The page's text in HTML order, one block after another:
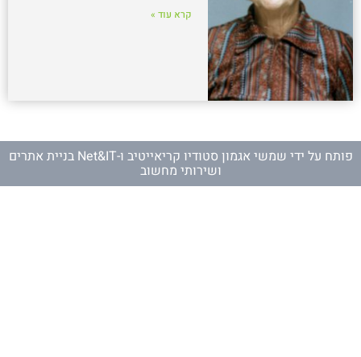
קרא עוד »
פותח על ידי שמשי אגמון סטודיו קריאייטיב ו- Net&IT בניית אתרים
ושירותי מחשוב